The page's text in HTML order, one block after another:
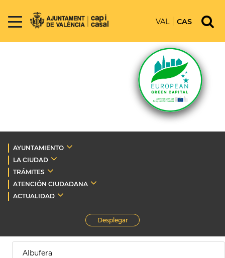
VAL CAS
AYUNTAMIENTO
LA CIUDAD
TRÁMITES
ATENCIÓN CIUDADANA
ACTUALIDAD
Desplegar
Albufera